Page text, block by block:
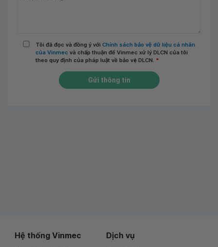
Tôi đã đọc và đồng ý với Chính sách bảo vệ dữ liệu cá nhân
của Vinmec và chấp thuận để Vinmec xử lý DLCN của tôi
theo quy định của pháp luật về bảo vệ DLCN. *
Gửi thông tin
Hệ thống Vinmec Dịch vụ